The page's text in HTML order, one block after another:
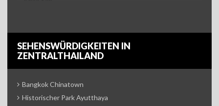
SEHENSWÜRDIGKEITEN IN
ZENTRALTHAILAND
Bangkok Chinatown
Historischer Park Ayutthaya